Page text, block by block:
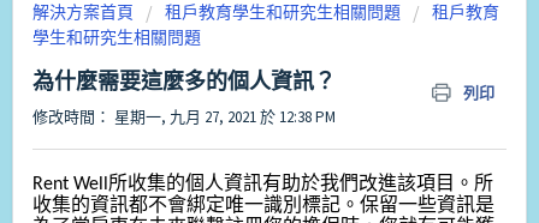
解決方案首頁 租戶教育學生和研究生相關問題
租戶教育
學生和研究生相關問題
為什麼需要這麼多的個人資訊？ 列印
修改時間： 星期一, 九月 27, 2021 於 12:38 PM
Rent Well所收集的個人資訊有助於我們改進該項目。所
收集的資訊都不會綁定唯一識別標記。保留一些資訊是